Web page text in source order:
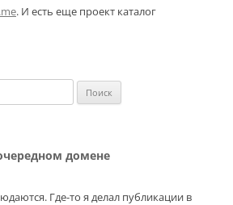
. И есть еще проект каталог
домене
Где-то я делал публикации в